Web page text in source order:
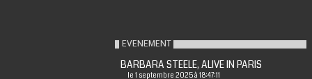
EVENEMENT
BARBARA STEELE, ALIVE IN PARIS
le 1 septembre 2025 à 18:47:11